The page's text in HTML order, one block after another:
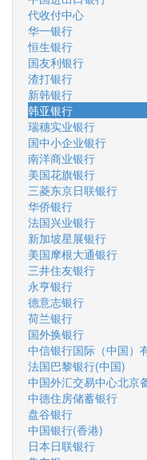
代收付中心
华一银行
恒生银行
国友利银行
渣打银行
新韩银行
韩亚银行
瑞穗实业银行
国中小企业银行
南洋商业银行
美国花旗银行
三菱东京日联银行
华侨银行
法国兴业银行
新加坡星展银行
美国摩根大通银行
三井住友银行
永亨银行
德意志银行
荷兰银行
国外换银行
中信银行国际（中国）
法国巴黎银行(中国)
中国外汇交易中心北京
中德住房储蓄银行
盘谷银行
中国银行(香港)
日本日联银行